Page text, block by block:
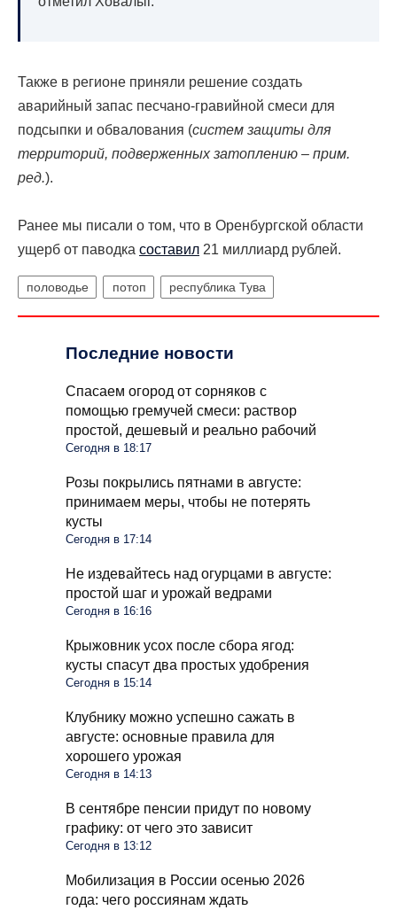
Также в регионе приняли решение создать
аварийный запас песчано-гравийной смеси для
подсыпки и обвалования (систем защиты для
территорий, подверженных затоплению – прим.
ред.).
Ранее мы писали о том, что в Оренбургской области
ущерб от паводка составил 21 миллиард рублей.
половодье потоп республика Тува
Последние новости
Спасаем огород от сорняков с
помощью гремучей смеси: раствор
простой, дешевый и реально рабочий
Сегодня в 18:17
Розы покрылись пятнами в августе:
принимаем меры, чтобы не потерять
кусты
Сегодня в 17:14
Не издевайтесь над огурцами в августе:
простой шаг и урожай ведрами
Сегодня в 16:16
Крыжовник усох после сбора ягод:
кусты спасут два простых удобрения
Сегодня в 15:14
Клубнику можно успешно сажать в
августе: основные правила для
хорошего урожая
Сегодня в 14:13
В сентябре пенсии придут по новому
графику: от чего это зависит
Сегодня в 13:12
Мобилизация в России осенью 2026
года: чего россиянам ждать